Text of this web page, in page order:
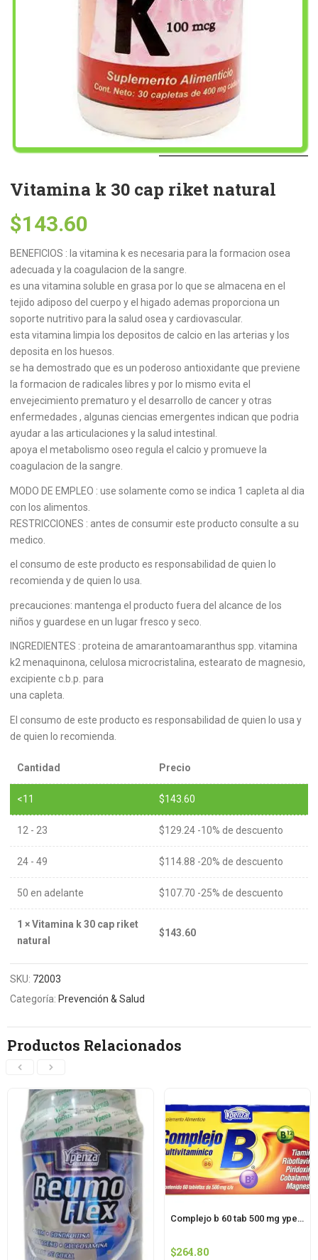
Vitamina k 30 cap riket natural
$143.60
BENEFICIOS : la vitamina k es necesaria para la formacion osea
adecuada y la coagulacion de la sangre.
es una vitamina soluble en grasa por lo que se almacena en el
tejido adiposo del cuerpo y el higado ademas proporciona un
soporte nutritivo para la salud osea y cardiovascular.
esta vitamina limpia los depositos de calcio en las arterias y los
deposita en los huesos.
se ha demostrado que es un poderoso antioxidante que previene
la formacion de radicales libres y por lo mismo evita el
envejecimiento prematuro y el desarrollo de cancer y otras
enfermedades , algunas ciencias emergentes indican que podria
ayudar a las articulaciones y la salud intestinal.
apoya el metabolismo oseo regula el calcio y promueve la
coagulacion de la sangre.
MODO DE EMPLEO : use solamente como se indica 1 capleta al dia
con los alimentos.
RESTRICCIONES : antes de consumir este producto consulte a su
medico.
el consumo de este producto es responsabilidad de quien lo
recomienda y de quien lo usa.
precauciones: mantenga el producto fuera del alcance de los
niños y guardese en un lugar fresco y seco.
INGREDIENTES : proteina de amarantoamaranthus spp. vitamina
k2 menaquinona, celulosa microcristalina, estearato de magnesio,
excipiente c.b.p. para
una capleta.
El consumo de este producto es responsabilidad de quien lo usa y
de quien lo recomienda.
Cantidad Precio
<11 $143.60
12 - 23 $129.24 -10% de descuento
24 - 49 $114.88 -20% de descuento
50 en adelante $107.70 -25% de descuento
1 ×Vitamina k 30 cap riket
natural
$143.60
SKU: 72003
Categoría: Prevención & Salud
Productos Relacionados
Complejo b 60 tab 500 mg ypenza
$264.80